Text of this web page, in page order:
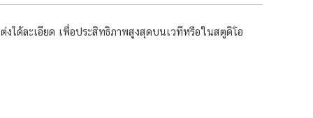
ด้ละเอียด เพื่อประสิทธิภาพสูงสุดบนเวทีหรือในสตูดิโอ